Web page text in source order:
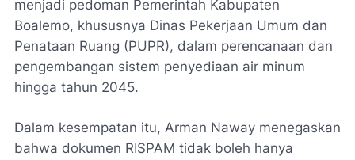
menjadi pedoman Pemerintah Kabupaten
Boalemo, khususnya Dinas Pekerjaan Umum dan
Penataan Ruang (PUPR), dalam perencanaan dan
pengembangan sistem penyediaan air minum
hingga tahun 2045.
Dalam kesempatan itu, Arman Naway menegaskan
bahwa dokumen RISPAM tidak boleh hanya